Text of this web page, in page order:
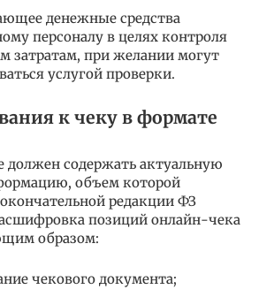
денежные средства
персоналу в целях контроля
затратам, при желании могут
услугой проверки.
к чеку в формате
содержать актуальную
объем которой
редакции ФЗ
позиций онлайн-чека
образом:
чекового документа;